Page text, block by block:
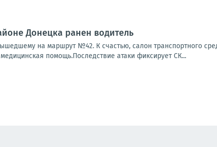
Донецка ранен водитель
на маршрут №42. К счастью, салон транспортного
помощь.Последствие атаки фиксирует СК...